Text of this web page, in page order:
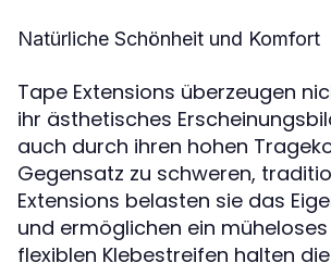
Natürliche Schönheit und Komfort
Tape Extensions überzeugen
ihr ästhetisches
auch durch ihren hohen
Gegensatz zu schweren,
Extensions belasten sie das
und ermöglichen ein müheloses
flexiblen Klebestreifen halten